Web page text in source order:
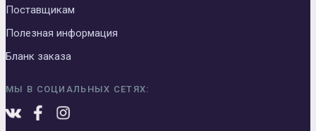
Поставщикам
Полезная информация
Бланк заказа
МЫ В СОЦИАЛЬНЫХ СЕТЯХ: